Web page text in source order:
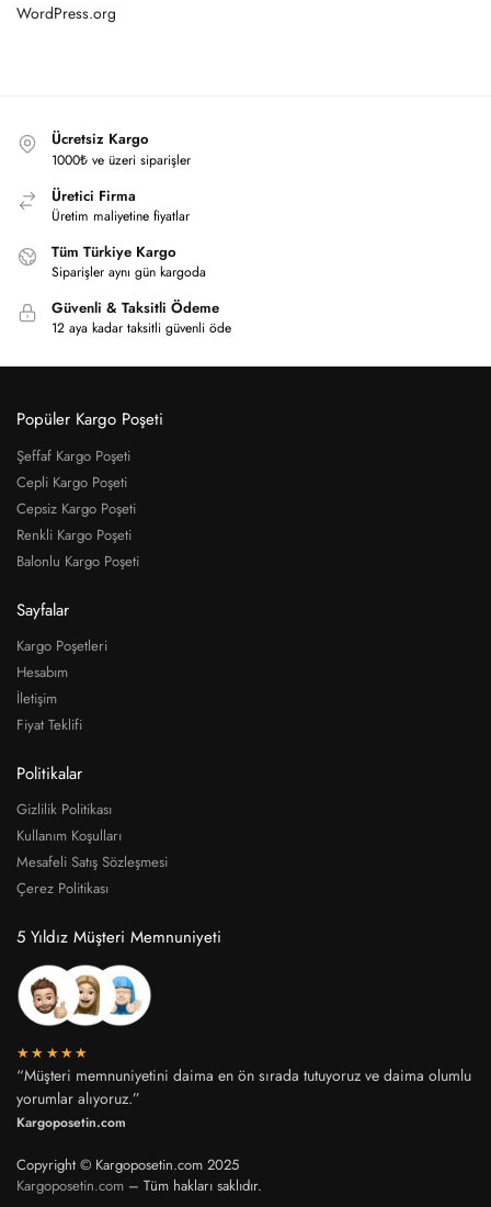
WordPress.org
Ücretsiz Kargo
1000₺ ve üzeri siparişler
Üretici Firma
Üretim maliyetine fiyatlar
Tüm Türkiye Kargo
Siparişler aynı gün kargoda
Güvenli & Taksitli Ödeme
12 aya kadar taksitli güvenli öde
Popüler Kargo Poşeti
Şeffaf Kargo Poşeti
Cepli Kargo Poşeti
Cepsiz Kargo Poşeti
Renkli Kargo Poşeti
Balonlu Kargo Poşeti
Sayfalar
Kargo Poşetleri
Hesabım
İletişim
Fiyat Teklifi
Politikalar
Gizlilik Politikası
Kullanım Koşulları
Mesafeli Satış Sözleşmesi
Çerez Politikası
5 Yıldız Müşteri Memnuniyeti
★★★★★
“Müşteri memnuniyetini daima en ön sırada tutuyoruz ve daima olumlu
yorumlar alıyoruz.”
Kargoposetin.com
Copyright © Kargoposetin.com 2025
Kargoposetin.com – Tüm hakları saklıdır.